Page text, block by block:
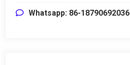
Whatsapp: 86-18790692036